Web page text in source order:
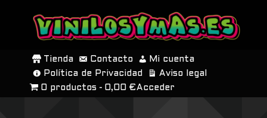
SALTAR
CONTENIDO
Tienda Contacto
Mi cuenta
Política de Privacidad
Aviso legal
0 productos
0,00 € Acceder